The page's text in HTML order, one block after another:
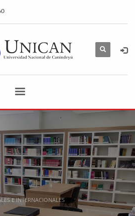
herramientas
E INTERNACIONALES